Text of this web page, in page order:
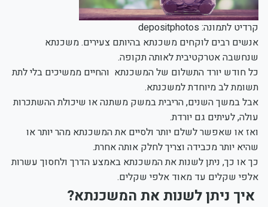
קרדיט לתמונה: depositphotos
אנשים רבים לוקחים משכנתא בהיותם צעירים. משכנתא
שנחשבה אטרקטיבית לאותה תקופה.
כל חודש יורד התשלום של המשכנתא והחיים ממשיכים בלי לתת
תשומת לב מיוחדת למשכנתא.
אבל במשך השנים, הריבית במשק משתנה או שיכולת ההשתכרות
עולה, לעיתים גם יורדת.
ואז או שאפשר לשלם יותר ולסיים את המשכנתא מהר יותר או
שהיא יותר מכבידה וצריך לחלק אותה אחרת.
כך או כך, ניתן לשנות את המשכנתא באמצע הדרך ולחסוך עשרות
אלפי שקלים עד מאוד אלפי שקלים.
איך ניתן לשנות את המשכנתא?